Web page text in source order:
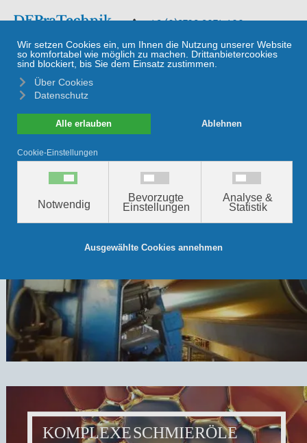
+49 (0)9729 9074 420 ≡
RIGAKU - MATERIALANALYSE
SILIKON AUF PAPIER
KOMPLEXE SCHMIERÖLE